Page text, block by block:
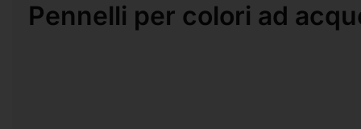
Pennelli per colori ad